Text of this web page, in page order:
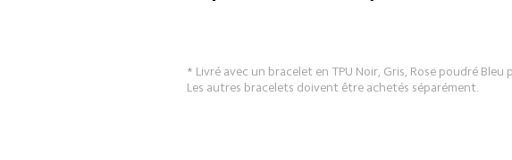
* Livré avec un bracelet en TPU Noir, Gris, Rose poudré
Les autres bracelets doivent être achetés séparément.